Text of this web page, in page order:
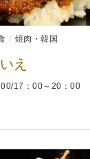
焼肉・韓国
え
17：00～20：00